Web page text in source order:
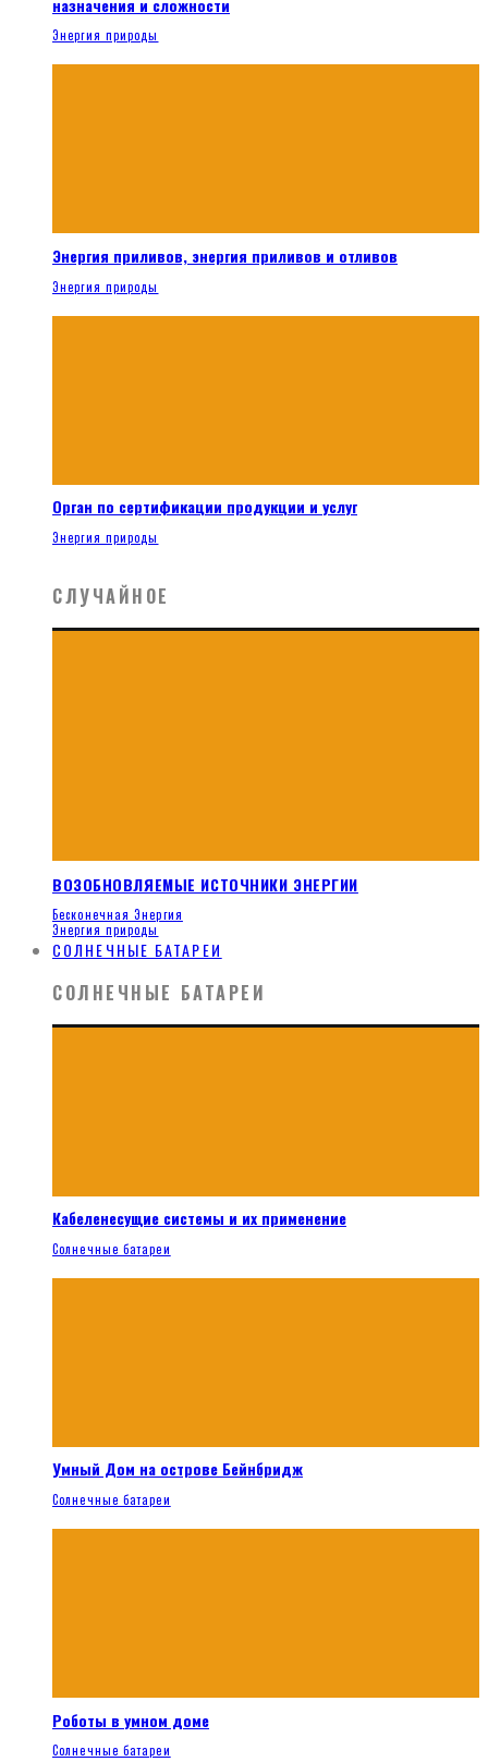
назначения и сложности
Энергия природы
Энергия приливов, энергия приливов и отливов
Энергия природы
Орган по сертификации продукции и услуг
Энергия природы
СЛУЧАЙНОЕ
ВОЗОБНОВЛЯЕМЫЕ ИСТОЧНИКИ ЭНЕРГИИ
Бесконечная Энергия
Энергия природы
СОЛНЕЧНЫЕ БАТАРЕИ
СОЛНЕЧНЫЕ БАТАРЕИ
Кабеленесущие системы и их применение
Солнечные батареи
Умный Дом на острове Бейнбридж
Солнечные батареи
Роботы в умном доме
Солнечные батареи